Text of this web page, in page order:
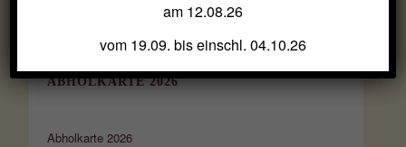
ABHOLKARTE 2026
Abholkarte 2026
am 12.08.26
vom 19.09. bis einschl. 04.10.26